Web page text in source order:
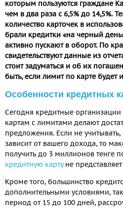
которым пользуются граждане
чем в два раза с 6,5% до 14,5%.
количество карточек в
брали кредитки «на черный
активно пускают в оборот. По
свидетельствуют данные из
стоит задуматься и об их
быть, если лимит по карте будет
Особенности кредитных
Сегодня кредитные
картам с лимитами делают
предложения. Если не
зависит от вашего дохода, то
получить до 3 миллионов тенге
кредитную картуне представляет
Кроме того, большинство
дополнительными условиями,
период от 15 до 100 дней,